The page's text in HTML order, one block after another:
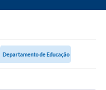
Departamento de Educação